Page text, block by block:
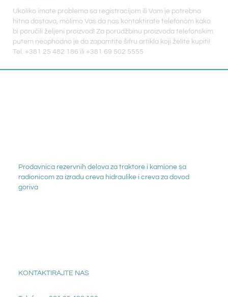
Ukoliko imate problema sa registracijom ili Vam je potrebna
hitna dostava, molimo Vas da nas kontaktirate telefonom kako
bi poručili željeni proizvod! Za porudžbinu proizvoda telefonskim
putem neophodno je da zapamtite šifru artikla koji želite kupiti!
Tel. +381 25 482 186 ili +381 69 502 5555
Prodavnica rezervnih delova za traktore i kamione sa
radionicom za izradu creva hidraulike i creva za dovod
goriva
KONTAKTIRAJTE NAS